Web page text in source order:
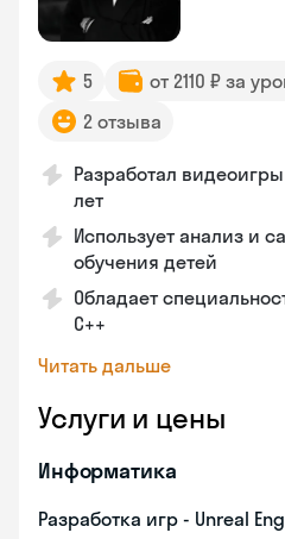
5 от 2110 ₽ за
2 отзыва
Разработал
лет
Использует анализ и
обучения детей
Обладает
C++
Читать дальше
Услуги и цены
Информатика
Разработка игр - Unreal